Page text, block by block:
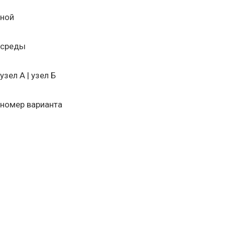
ной
среды
узел А | узел Б
номер варианта